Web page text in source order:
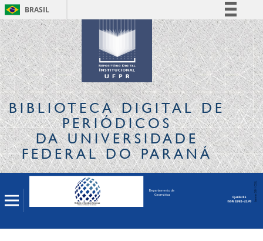
BRASIL
Simplifique!
Comunica BR
Participe
Acesso à informação
Legislação
Canais
BIBLIOTECA DIGITALDE
PERIÓDICOS
DA UNIVERSIDADE
FEDERAL DO PARANÁ